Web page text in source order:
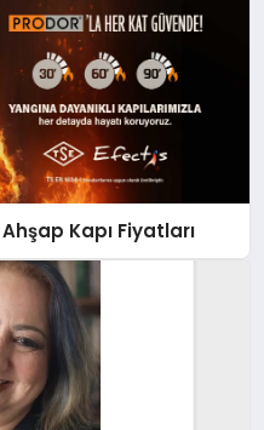
Kapı Fiyatları